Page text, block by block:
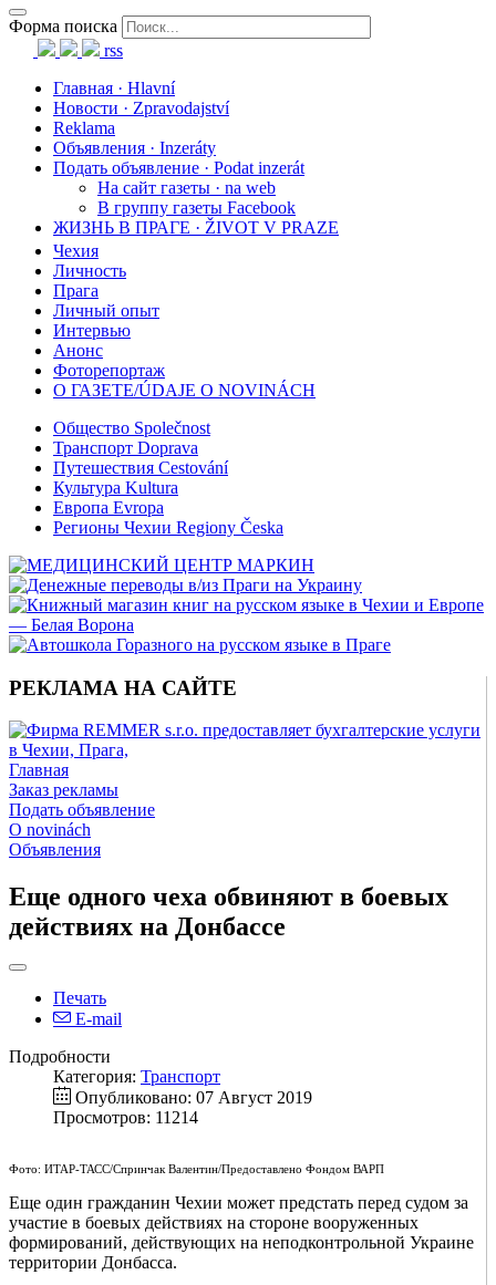
Форма поиска
rss
Главная · Hlavní
Новости · Zpravodajství
Reklama
Объявления · Inzeráty
Подать объявление · Podat inzerát
На сайт газеты · na web
В группу газеты Facebook
ЖИЗНЬ В ПРАГЕ · ŽIVOT V PRAZE
Чехия
Личность
Прага
Личный опыт
Интервью
Анонс
Фоторепортаж
О ГАЗЕТЕ/ÚDAJE O NOVINÁCH
Общество Společnost
Транспорт Doprava
Путешествия Cestování
Культура Kultura
Европа Evropa
Регионы Чехии Regiony Česka
РЕКЛАМА НА САЙТЕ
Главная
Заказ рекламы
Подать объявление
O novinách
Объявления
Еще одного чеха обвиняют в боевых
действиях на Донбассе
Печать
E-mail
Подробности
Категория: Транспорт
Опубликовано: 07 Август 2019
Просмотров: 11214
Фото: ИТАР-ТАСС/Спринчак Валентин/Предоставлено Фондом ВАРП
Еще один гражданин Чехии может предстать перед судом за
участие в боевых действиях на стороне вооруженных
формирований, действующих на неподконтрольной Украине
территории Донбасса.